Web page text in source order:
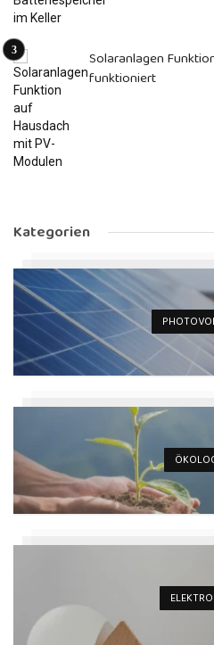
Solaranlagen
funktioniert
Kategorien